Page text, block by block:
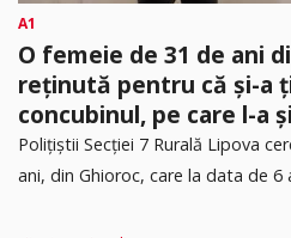
A1
O femeie de 31 de ani
reținută pentru că și-a
concubinul, pe care l-a
​Polițiștii Secției 7 Rurală Lipova
ani, din Ghioroc, care la data de 6